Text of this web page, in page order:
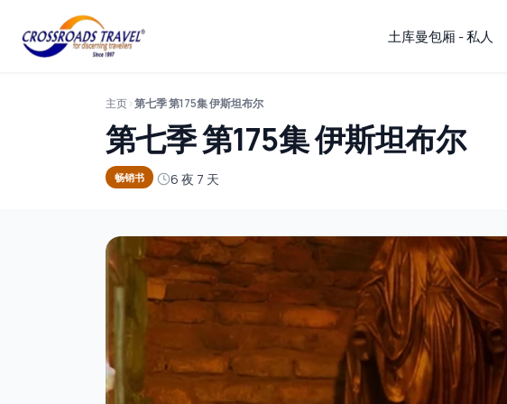
土库曼包厢 - 私人
主页 第七季 第175集 伊斯坦布尔
第七季 第175集 伊斯坦布尔
畅销书 6 夜 7 天